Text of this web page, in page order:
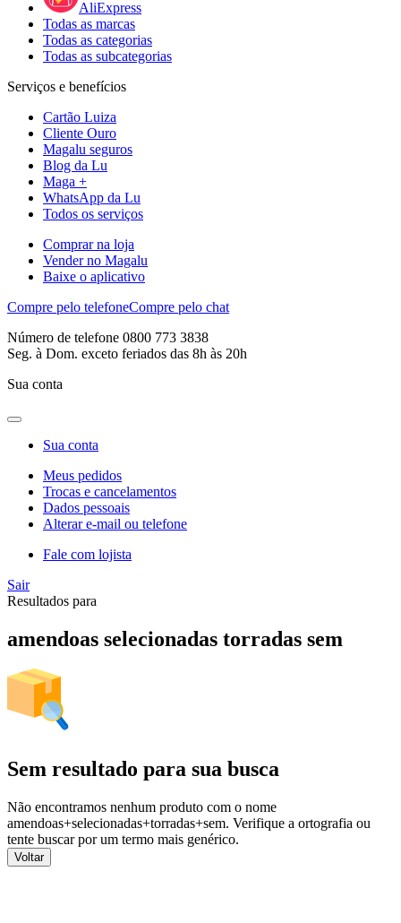
AliExpress
Todas as marcas
Todas as categorias
Todas as subcategorias
Serviços e benefícios
Cartão Luiza
Cliente Ouro
Magalu seguros
Blog da Lu
Maga +
WhatsApp da Lu
Todos os serviços
Comprar na loja
Vender no Magalu
Baixe o aplicativo
Compre pelo telefoneCompre pelo chat
Número de telefone 0800 773 3838
Seg. à Dom. exceto feriados das 8h às 20h
Sua conta
Sua conta
Meus pedidos
Trocas e cancelamentos
Dados pessoais
Alterar e-mail ou telefone
Fale com lojista
Sair
Resultados para
amendoas selecionadas torradas sem
Sem resultado para sua busca
Não encontramos nenhum produto com o nome
amendoas+selecionadas+torradas+sem. Verifique a ortografia ou
tente buscar por um termo mais genérico.
Voltar